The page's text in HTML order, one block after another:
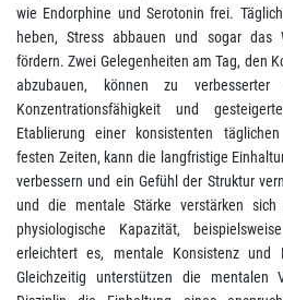
wie Endorphine und Serotonin frei.
heben, Stress abbauen und sogar das
fördern. Zwei Gelegenheiten am Tag, den
abzubauen, können zu
Konzentrationsfähigkeit und
Etablierung einer konsistenten
festen Zeiten, kann die langfristige
verbessern und ein Gefühl der Struktur
und die mentale Stärke verstärken sich
physiologische Kapazität,
erleichtert es, mentale Konsistenz und
Gleichzeitig unterstützen die mentalen